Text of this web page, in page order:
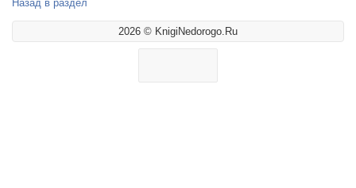
Назад в раздел
2026 © KnigiNedorogo.Ru